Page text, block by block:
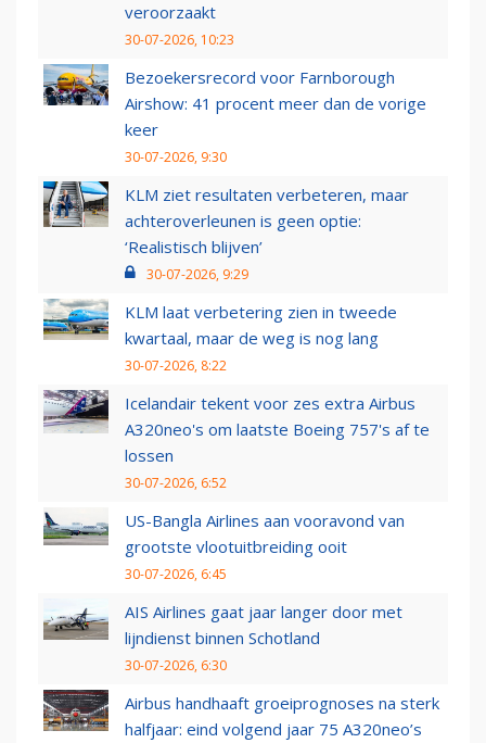
veroorzaakt
30-07-2026, 10:23
Bezoekersrecord voor Farnborough
Airshow: 41 procent meer dan de vorige
keer
30-07-2026, 9:30
KLM ziet resultaten verbeteren, maar
achteroverleunen is geen optie:
‘Realistisch blijven’
30-07-2026, 9:29
KLM laat verbetering zien in tweede
kwartaal, maar de weg is nog lang
30-07-2026, 8:22
Icelandair tekent voor zes extra Airbus
A320neo's om laatste Boeing 757's af te
lossen
30-07-2026, 6:52
US-Bangla Airlines aan vooravond van
grootste vlootuitbreiding ooit
30-07-2026, 6:45
AIS Airlines gaat jaar langer door met
lijndienst binnen Schotland
30-07-2026, 6:30
Airbus handhaaft groeiprognoses na sterk
halfjaar: eind volgend jaar 75 A320neo’s